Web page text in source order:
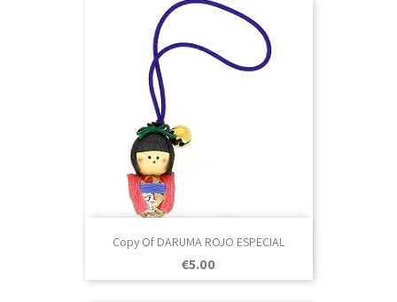
Copy Of DARUMA ROJO ESPECIAL
Price
€5.00